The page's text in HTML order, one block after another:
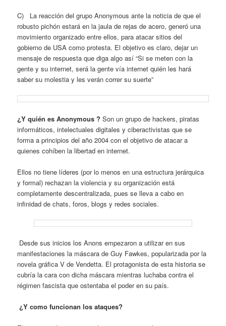
C) La reacción del grupo Anonymous ante la noticia de que el
robusto pichón estará en la jaula de rejas de acero, generó una
movimiento organizado entre ellos, para atacar sitios del
gobierno de USA como protesta. El objetivo es claro, dejar un
mensaje de respuesta que diga algo así “Si se meten con la
gente y su internet, será la gente vía internet quién les hará
saber su molestia y les verán correr su suerte”
¿Y quién es Anonymous ? Son un grupo de hackers, piratas
informáticos, intelectuales digitales y ciberactivistas que se
forma a principios del año 2004 con el objetivo de atacar a
quienes cohíben la libertad en internet.
Ellos no tiene líderes (por lo menos en una estructura jerárquica
y formal) rechazan la violencia y su organización está
completamente descentralizada, pues se lleva a cabo en
infinidad de chats, foros, blogs y redes sociales.
Desde sus inicios los Anons empezaron a utilizar en sus
manifestaciones la máscara de Guy Fawkes, popularizada por la
novela gráfica V de Vendetta. El protagonista de esta historia se
cubría la cara con dicha máscara mientras luchaba contra el
régimen fascista que ostentaba el poder en su país.
¿Y como funcionan los ataques?